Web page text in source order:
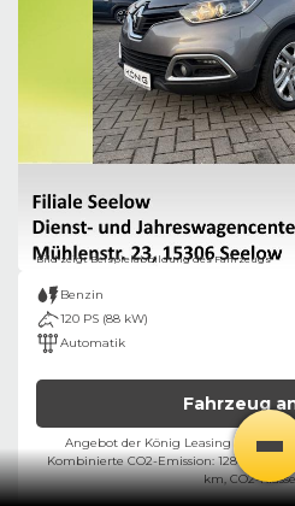
Bild zeigt Beispielabbildung des Fahrzeugs
Benzin
120 PS (88 kW)
Automatik
Fahrzeug
Angebot der König Leasing GmbH,
Kombinierte CO2-Emission: 128 g/km,
km, CO2-